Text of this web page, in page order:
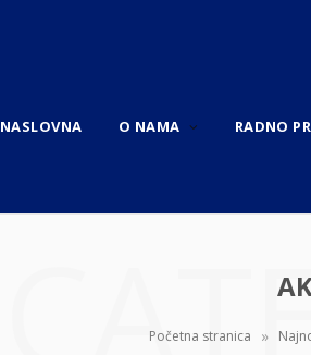
NASLOVNA O NAMA RADNO
Početna stranica »